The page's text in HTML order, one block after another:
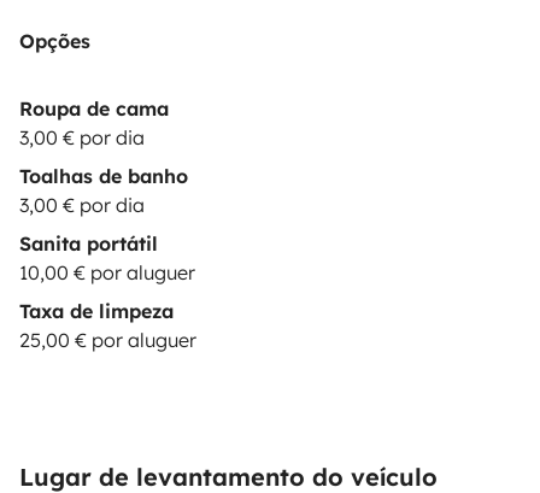
Opções
Roupa de cama
3,00 € por dia
Toalhas de banho
3,00 € por dia
Sanita portátil
10,00 € por aluguer
Taxa de limpeza
25,00 € por aluguer
Lugar de levantamento do veículo